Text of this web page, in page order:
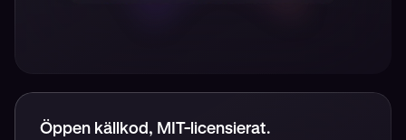
Öppen källkod, MIT-licensierat.